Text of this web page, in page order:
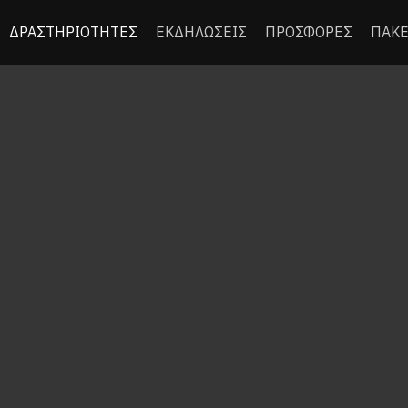
ΔΡΑΣΤΗΡΙΟΤΗΤΕΣ ΕΚΔΗΛΩΣΕΙΣ ΠΡΟΣΦΟΡΕΣ